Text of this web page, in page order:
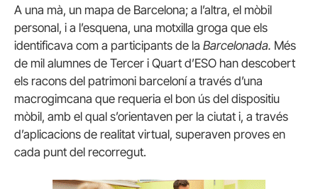
A una mà, un mapa de Barcelona; a l’altra, el mòbil
personal, i a l’esquena, una motxilla groga que els
identificava com a participants de la Barcelonada. Més
de mil alumnes de Tercer i Quart d’ESO han descobert
els racons del patrimoni barceloní a través d’una
macrogimcana que requeria el bon ús del dispositiu
mòbil, amb el qual s’orientaven per la ciutat i, a través
d’aplicacions de realitat virtual, superaven proves en
cada punt del recorregut.